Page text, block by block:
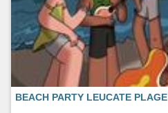
BEACH PARTY LEUCATE PLAGE